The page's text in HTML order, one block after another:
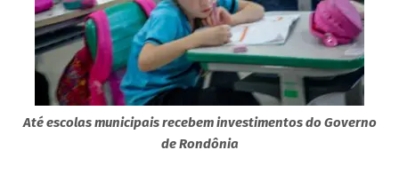
Até escolas municipais recebem investimentos do Governo
de Rondônia